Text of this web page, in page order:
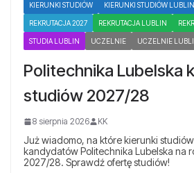
KIERUNKI STUDIÓW KIERUNKI STUDIÓW LUBLIN
REKRUTACJA 2027 REKRUTACJA LUBLIN
STUDIA LUBLIN UCZELNIE UCZELNIE
Politechnika Lubelska
studiów 2027/28
8 sierpnia 2026 KK
Już wiadomo, na które kierunki
kandydatów Politechnika Lubelska na
2027/28. Sprawdź ofertę studiów!